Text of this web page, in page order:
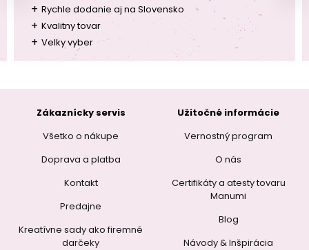
+ Rychle dodanie aj na Slovensko
+ Kvalitny tovar
+ Velky vyber
Zákaznícky servis
Všetko o nákupe
Doprava a platba
Kontakt
Predajne
Kreatívne sady ako firemné
darčeky
Užitočné informácie
Vernostný program
O nás
Certifikáty a atesty tovaru
Manumi
Blog
Návody & Inšpirácia